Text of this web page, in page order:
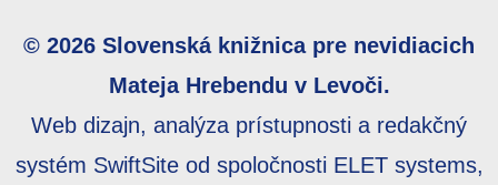
© 2026 Slovenská knižnica pre nevidiacich
Mateja Hrebendu v Levoči.
Web dizajn, analýza prístupnosti a redakčný
systém SwiftSite od spoločnosti ELET systems,